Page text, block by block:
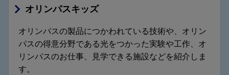
オリンパスキッズ
オリンパスの製品につかわれている技術や、オリン
パスの得意分野である光をつかった実験や工作、オ
リンパスのお仕事、見学できる施設などを紹介しま
す。